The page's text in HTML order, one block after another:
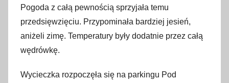
o
p
a
d
2
Pogoda z całą pewnością sprzyjała temu
przedsięwzięciu. Przypominała bardziej jesień,
aniżeli zimę. Temperatury były dodatnie przez całą
wędrówkę.
Wycieczka rozpoczęła się na parkingu Pod